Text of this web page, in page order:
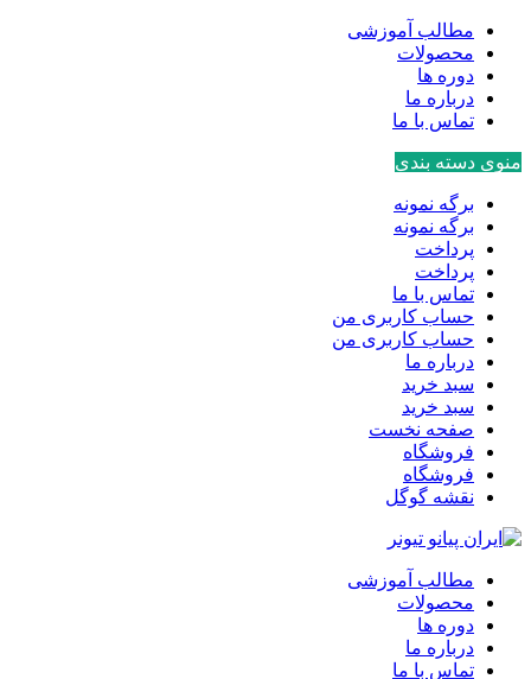
مطالب آموزشی
محصولات
دوره ها
درباره ما
تماس با ما
منوی دسته بندی
برگه نمونه
برگه نمونه
پرداخت
پرداخت
تماس با ما
حساب کاربری من
حساب کاربری من
درباره ما
سبد خرید
سبد خرید
صفحه نخست
فروشگاه
فروشگاه
نقشه گوگل
مطالب آموزشی
محصولات
دوره ها
درباره ما
تماس با ما